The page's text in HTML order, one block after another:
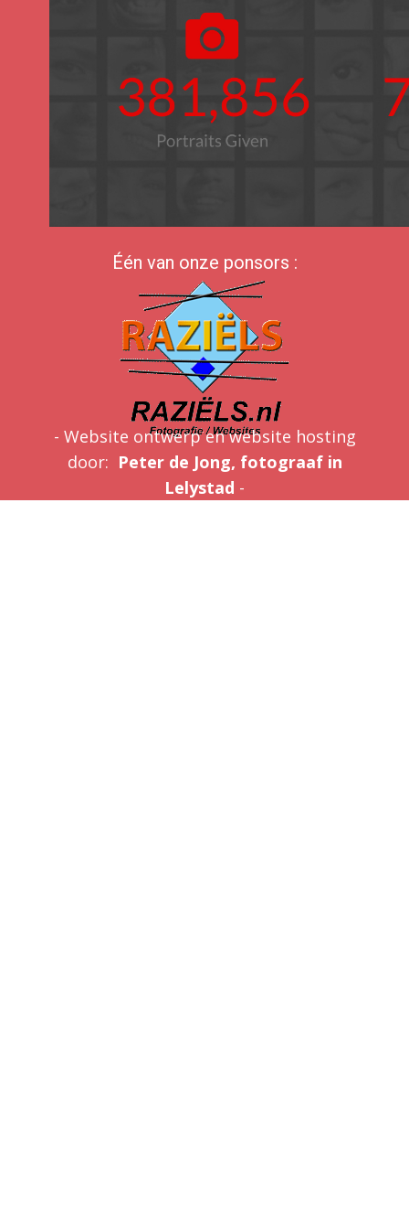
Één van onze ponsors :
- Website ontwerp en website hosting
door: Peter de Jong, fotograaf in
Lelystad -